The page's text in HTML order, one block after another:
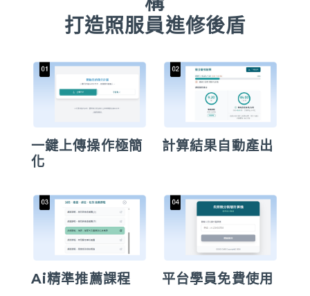
打造照服員進修後盾
一鍵上傳操作極簡
化
計算結果自動產出
Ai精準推薦課程 平台學員免費使用